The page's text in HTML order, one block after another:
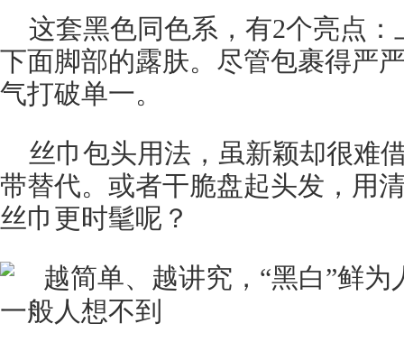
这套黑色同色系，有2个亮点
下面脚部的露肤。尽管包裹得严
气打破单一。
丝巾包头用法，虽新颖却很难
带替代。或者干脆盘起头发，用
丝巾更时髦呢？